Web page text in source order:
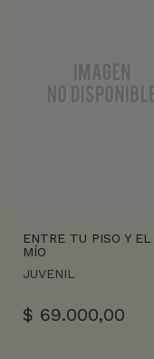
ENTRE TU PISO Y EL
MÍO
JUVENIL
$ 69.000,00